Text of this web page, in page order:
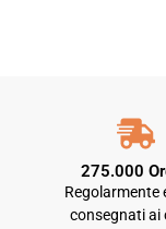
275.000
Regolarmente
consegnati ai